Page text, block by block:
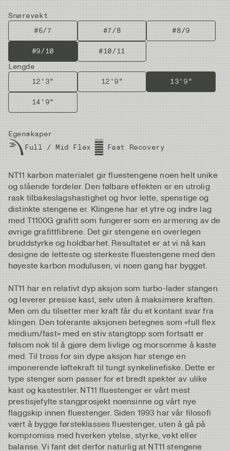
Snørevekt
#6/7
#7/8 #8/9
#9/10
#10/11
Lengde
12'3"
12'9" 13'9"
14'9"
Egenskaper
Full / Mid Flex
Fast Recovery
NT11 karbon materialet gir fluestengene noen helt unike
og slående fordeler. Den følbare effekten er en utrolig
rask tilbakeslagshastighet og hvor lette, spenstige og
distinkte stengene er. Klingene har et ytre og indre lag
med T1100G grafitt som fungerer som en armering av de
øvrige grafittfibrene. Det gir stengene en overlegen
bruddstyrke og holdbarhet. Resultatet er at vi nå kan
designe de letteste og sterkeste fluestengene med den
høyeste karbon modulusen, vi noen gang har bygget.
NT11 har en relativt dyp aksjon som turbo-lader stangen
og leverer presise kast, selv uten å maksimere kraften.
Men om du tilsetter mer kraft får du et kontant svar fra
klingen. Den tolerante aksjonen betegnes som «full flex
medium/fast» med en stiv stangtopp som fortsatt er
følsom nok til å gjøre dem livlige og morsomme å kaste
med. Til tross for sin dype aksjon har stenge en
imponerende løftekraft til tungt synkelinefiske. Dette er
type stenger som passer for et bredt spekter av ulike
kast og kastestiler. NT11 fluestenger er vårt mest
prestisjefylte stangprosjekt noensinne og vårt nye
flaggskip innen fluestenger. Siden 1993 har vår filosofi
vært å bygge førsteklasses fluestenger, uten å gå på
kompromiss med hverken ytelse, styrke, vekt eller
balanse. Vi fant det derfor naturlig at NT11 stengene